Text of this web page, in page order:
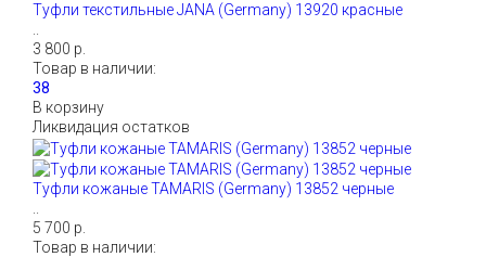
Туфли текстильные JANA (Germany) 13920 красные
..
3 800 р.
Товар в наличии:
В корзину
Ликвидация остатков
Туфли кожаные TAMARIS (Germany) 13852 черные
5 700 р.
Товар в наличии: